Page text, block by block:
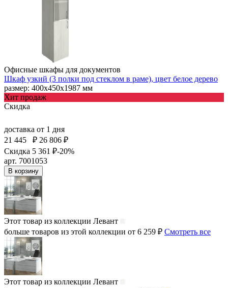
Офисные шкафы для документов
Шкаф узкий (3 полки под стеклом в раме), цвет белое дерево
размер: 400х450х1987 мм
Хит продаж
Скидка
доставка от 1 дня
21 445
₽ 26 806 ₽
Скидка 5 361 ₽-20%
арт. 7001053
В корзину
Этот товар из коллекции Левант
больше товаров из этой коллекции от 6 259 ₽ Смотреть все
Этот товар из коллекции Левант